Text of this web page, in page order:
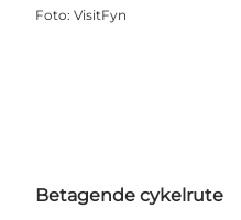
Foto: VisitFyn
Betagende cykelrute